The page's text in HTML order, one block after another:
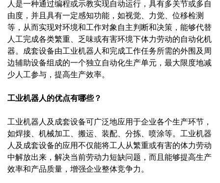
人是一种通过编程或示教实现自动运行，具有多关节或多自
由度，并且具有一定感知功能，如视觉、力觉、位移检测
等，从而实现对环境和工作对象自主判断和决策，能够代替
人工完成各类繁重、乏味或有害环境下体力劳动的自动化机
器。成套设备由工业机器人和完成工作任务所需的外围及周
边辅助设备组成的一个独立自动化生产单元，最大限度地减
少人工参与，提高生产效率。
工业机器人的优点有哪些？
工业机器人及成套设备可广泛地应用于企业各个生产环节，
如焊接、机械加工、搬运、装配、分拣、喷涂等。工业机器
人及成套设备的应用不仅能将工人从繁重或有害的体力劳动
中解放出来，解决当前劳动力短缺问题，而且能够提高生产
效率和产品质量，增强企业整体竞争力。